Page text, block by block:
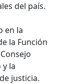
del país.
en la
la Función
la
justicia.